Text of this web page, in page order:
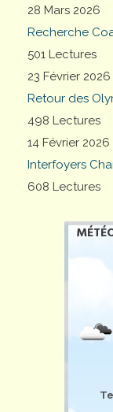
28 Mars 2026
Recherche
501 Lectures
23 Février 2026
Retour des
498 Lectures
14 Février 2026
Interfoyers
608 Lectures